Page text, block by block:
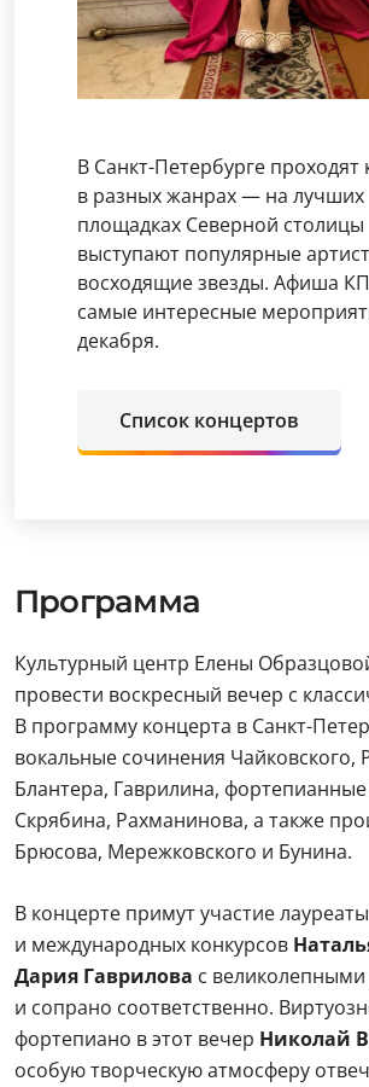
В Санкт-Петербурге проходят
в разных жанрах — на лучших
площадках Северной столицы
выступают популярные
восходящие звезды. Афиша
самые интересные
декабря.
Список концертов
Программа
Культурный центр Елены
провести воскресный вечер с
В программу концерта в Санкт-
вокальные сочинения Чайковского,
Блантера, Гаврилина,
Скрябина, Рахманинова, а также
Брюсова, Мережковского и Бунина.
В концерте примут участие
и международных конкурсов
Дария Гаврилова с
и сопрано соответственно.
фортепиано в этот вечер Николай
особую творческую атмосферу